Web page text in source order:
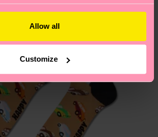
Allow all
Customize